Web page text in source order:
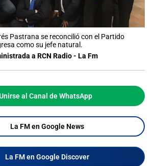
Pastrana se reconcilió con el Partido
como su jefe natural.
a RCN Radio - La Fm
al Canal de WhatsApp
La FM en Google News
La FM en Google Discover